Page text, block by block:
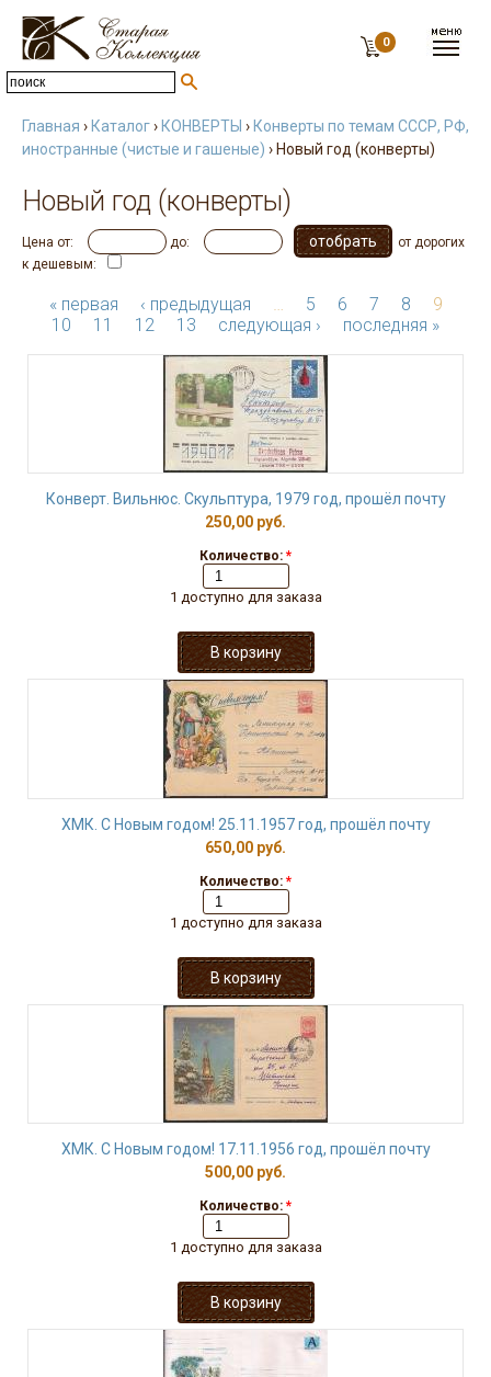
0
Главная › Каталог› КОНВЕРТЫ › Конверты по темам СССР, РФ,
иностранные (чистые и гашеные) › Новый год (конверты)
Новый год (конверты)
Цена от: до:
от дорогих
к дешевым:
« первая ‹ предыдущая … 5 6 7 8
9
10
11 12 13 следующая › последняя »
Конверт. Вильнюс. Скульптура, 1979 год, прошёл почту
250,00 руб.
Количество: *
1 доступно для заказа
ХМК. С Новым годом! 25.11.1957 год, прошёл почту
650,00 руб.
Количество: *
1 доступно для заказа
ХМК. С Новым годом! 17.11.1956 год, прошёл почту
500,00 руб.
Количество: *
1 доступно для заказа